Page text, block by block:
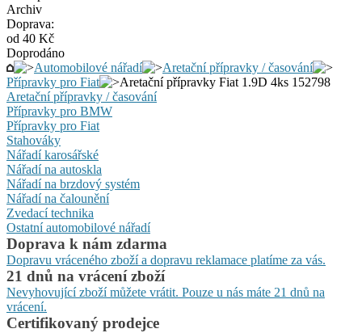
Archiv
Doprava:
od 40 Kč
Doprodáno
Automobilové nářadí
Aretační přípravky / časování
Přípravky pro Fiat
Aretační přípravky Fiat 1.9D 4ks 152798
Aretační přípravky / časování
Přípravky pro BMW
Přípravky pro Fiat
Stahováky
Nářadí karosářské
Nářadí na autoskla
Nářadí na brzdový systém
Nářadí na čalounění
Zvedací technika
Ostatní automobilové nářadí
Doprava k nám zdarma
Dopravu vráceného zboží a dopravu reklamace platíme za vás.
21 dnů na vrácení zboží
Nevyhovující zboží můžete vrátit. Pouze u nás máte 21 dnů na
vrácení.
Certifikovaný prodejce